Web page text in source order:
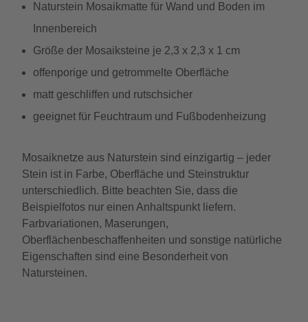
Naturstein Mosaikmatte für Wand und Boden im
Innenbereich
Größe der Mosaiksteine je 2,3 x 2,3 x 1 cm
offenporige und getrommelte Oberfläche
matt geschliffen und rutschsicher
geeignet für Feuchtraum und Fußbodenheizung
Mosaiknetze aus Naturstein sind einzigartig – jeder
Stein ist in Farbe, Oberfläche und Steinstruktur
unterschiedlich. Bitte beachten Sie, dass die
Beispielfotos nur einen Anhaltspunkt liefern.
Farbvariationen, Maserungen,
Oberflächenbeschaffenheiten und sonstige natürliche
Eigenschaften sind eine Besonderheit von
Natursteinen.